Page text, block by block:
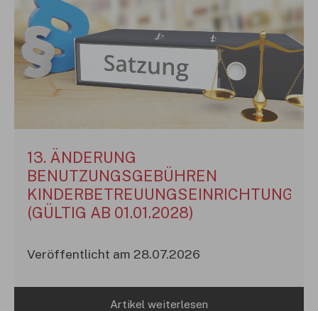
13. ÄNDERUNG
BENUTZUNGSGEBÜHREN
KINDERBETREUUNGSEINRICHTUNGEN
(GÜLTIG AB 01.01.2028)
Veröffentlicht am 28.07.2026
Artikel weiterlesen